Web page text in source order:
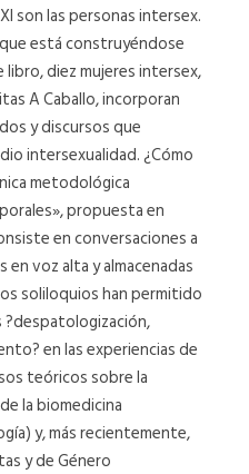
son las personas intersex.
está construyéndose
diez mujeres intersex,
A Caballo, incorporan
y discursos que
intersexualidad. ¿Cómo
metodológica
propuesta en
en conversaciones a
en voz alta y almacenadas
soliloquios han permitido
en las experiencias de
teóricos sobre la
la biomedicina
y, más recientemente,
y de Género